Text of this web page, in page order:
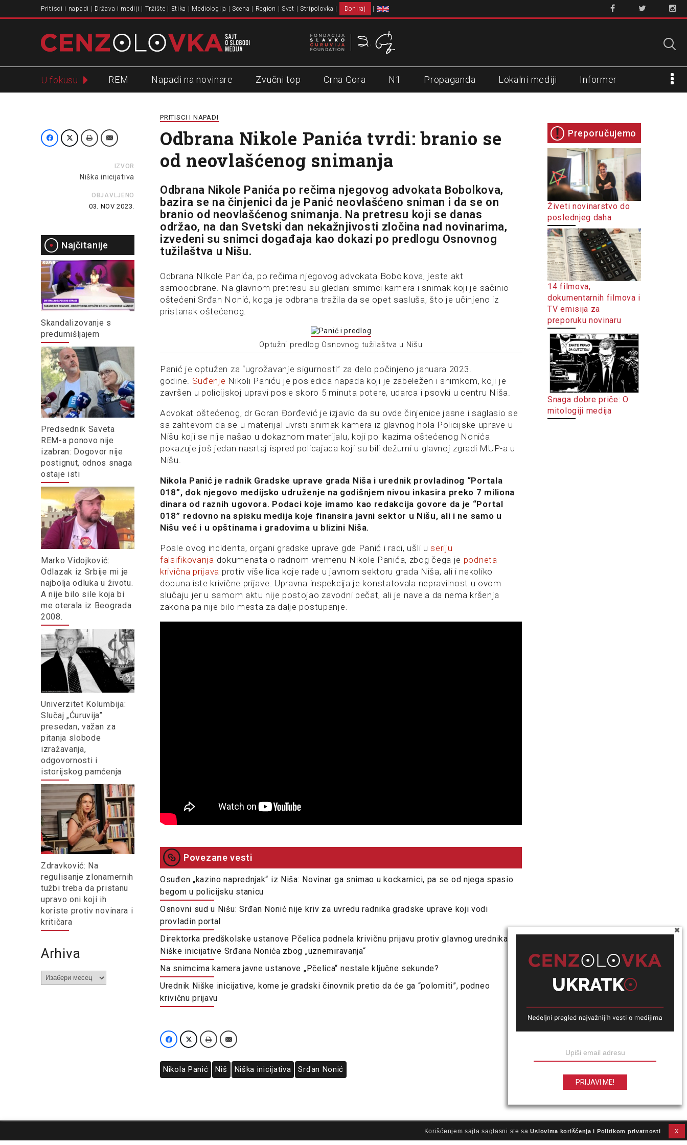
Pritisci i napadi Država i mediji Tržište Etika Mediologija Scena Region Svet Stripolovka Doniraj
U fokusu REM Napadi na novinare Zvučni top Crna Gora N1 Propaganda Lokalni mediji Informer
IZVOR
Niška inicijativa
OBJAVLJENO
03. NOV 2023.
Najčitanije
Skandalizovanje s
predumišljajem
Predsednik Saveta
REM-a ponovo nije
izabran: Dogovor nije
postignut, odnos snaga
ostaje isti
Marko Vidojković:
Odlazak iz Srbije mi je
najbolja odluka u životu.
A nije bilo sile koja bi
me oterala iz Beograda
2008.
Univerzitet Kolumbija:
Slučaj „Ćuruvija”
presedan, važan za
pitanja slobode
izražavanja,
odgovornosti i
istorijskog pamćenja
Zdravković: Na
regulisanje zlonamernih
tužbi treba da pristanu
upravo oni koji ih
koriste protiv novinara i
kritičara
Arhiva
Arhiva
PRITISCI I NAPADI
Odbrana Nikole Panića tvrdi: branio se
od neovlašćenog snimanja
Odbrana Nikole Panića po rečima njegovog advokata Bobolkova,
bazira se na činjenici da je Panić neovlašćeno sniman i da se on
branio od neovlašćenog snimanja. Na pretresu koji se danas
održao, na dan Svetski dan nekažnjivosti zločina nad novinarima,
izvedeni su snimci događaja kao dokazi po predlogu Osnovnog
tužilaštva u Nišu.
Odbrana NIkole Panića, po rečima njegovog advokata Bobolkova, jeste akt
samoodbrane. Na glavnom pretresu su gledani smimci kamera i snimak koji je sačinio
oštećeni Srđan Nonić, koga je odbrana tražila da se opet sasluša, što je učinjeno iz
pristanak oštećenog.
Optužni predlog Osnovnog tužilaštva u Nišu
Panić je optužen za “ugrožavanje sigurnosti” za delo počinjeno januara 2023.
godine. Suđenje Nikoli Paniću je posledica napada koji je zabeležen i snimkom, koji je
završen u policijskoj upravi posle skoro 5 minuta potere, udarca i psovki u centru Niša.
Advokat oštećenog, dr Goran Đorđević je izjavio da su ovde činjenice jasne i saglasio se
sa zahtevom da se u materijal uvrsti snimak kamera iz glavnog hola Policijske uprave u
Nišu koji se nije našao u dokaznom materijalu, koji po ikazima oštećenog Nonića
pokazuje još jedan nasrtaj ispred policajaca koji su bili dežurni u glavnoj zgradi MUP-a u
Nišu.
Nikola Panić je radnik Gradske uprave grada Niša i urednik provladinog “Portala
018”, dok njegovo medijsko udruženje na godišnjem nivou inkasira preko 7 miliona
dinara od raznih ugovora. Podaci koje imamo kao redakcija govore da je “Portal
018” redovno na spisku medija koje finansira javni sektor u Nišu, ali i ne samo u
Nišu već i u opštinama i gradovima u blizini Niša.
Posle ovog incidenta, organi gradske uprave gde Panić i radi, ušli useriju
falsifikovanja dokumenata o radnom vremenu Nikole Panića, zbog čega je podneta
krivična prijava protiv više lica koje rade u javnom sektoru grada Niša, ali i nekoliko
dopuna iste krivične prijave. Upravna inspekcija je konstatovala nepravilnost u ovom
slučaju jer u samom aktu nije postojao zavodni pečat, ali je navela da nema kršenja
zakona pa nije bilo mesta za dalje postupanje.
Povezane vesti
Osuđen „kazino naprednjak“ iz Niša: Novinar ga snimao u kockarnici, pa se od njega spasio
begom u policijsku stanicu
Osnovni sud u Nišu: Srđan Nonić nije kriv za uvredu radnika gradske uprave koji vodi
provladin portal
Direktorka predškolske ustanove Pčelica podnela krivičnu prijavu protiv glavnog urednika
Niške inicijative Srđana Nonića zbog „uznemiravanja“
Na snimcima kamera javne ustanove „Pčelica“ nestale ključne sekunde?
Urednik Niške inicijative, kome je gradski činovnik pretio da će ga “polomiti”, podneo
krivičnu prijavu
Nikola Panić Niš Niška inicijativa Srđan Nonić
Preporučujemo
Živeti novinarstvo do
poslednjeg daha
14 filmova,
dokumentarnih filmova i
TV emisija za
preporuku novinaru
Snaga dobre priče: O
mitologiji medija
Korišćenjem sajta saglasni ste saUslovima korišćenja i Politikom privatnosti X